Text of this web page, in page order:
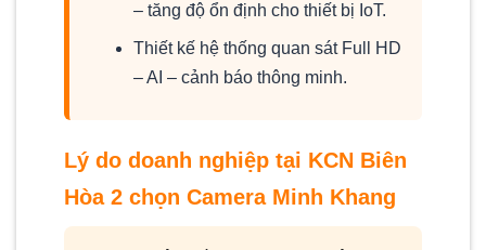
– tăng độ ổn định cho thiết bị IoT.
Thiết kế hệ thống quan sát Full HD
– AI – cảnh báo thông minh.
Lý do doanh nghiệp tại KCN Biên
Hòa 2 chọn Camera Minh Khang